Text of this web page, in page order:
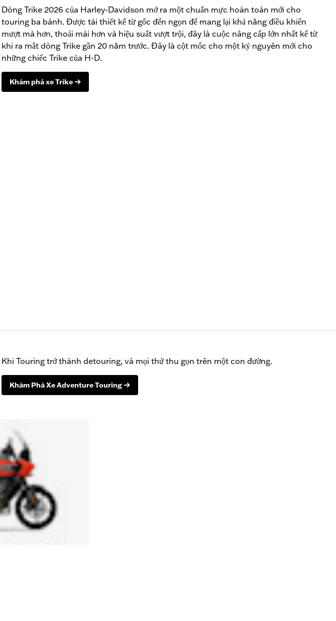
Dòng Trike 2026 của Harley-Davidson mở ra một chuẩn mực hoàn toàn mới cho
touring ba bánh. Được tái thiết kế từ gốc đến ngọn để mang lại khả năng điều khiển
mượt mà hơn, thoải mái hơn và hiệu suất vượt trội, đây là cuộc nâng cấp lớn nhất kể từ
khi ra mắt dòng Trike gần 20 năm trước. Đây là cột mốc cho một kỷ nguyên mới cho
những chiếc Trike của H-D.
Khám phá xe Trike
Khi Touring trở thành detouring, và mọi thứ thu gọn trên một con đường.
Khám Phá Xe Adventure Touring